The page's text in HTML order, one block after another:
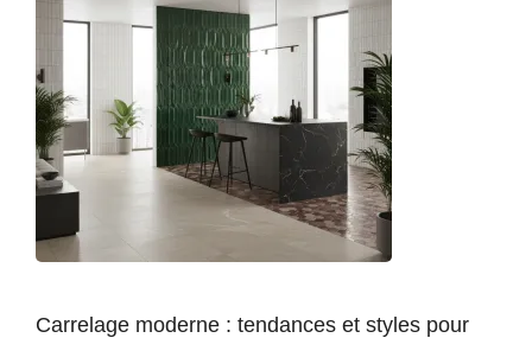
Carrelage moderne : tendances et styles pour